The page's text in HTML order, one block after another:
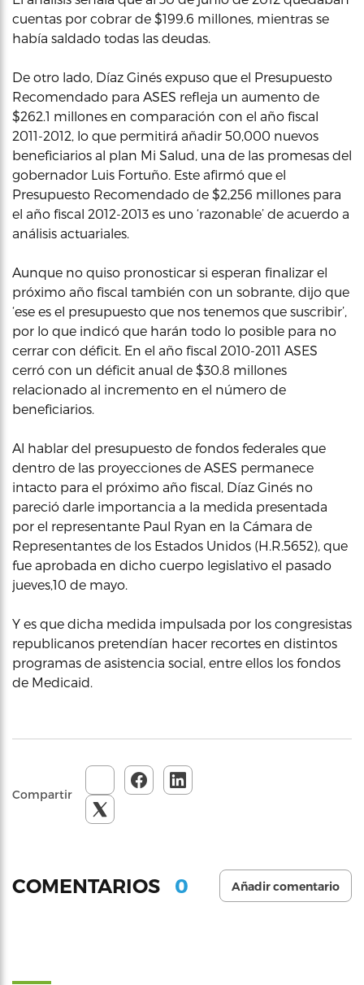
cuentas por cobrar de $199.6 millones, mientras se
había saldado todas las deudas.
De otro lado, Díaz Ginés expuso que el Presupuesto
Recomendado para ASES refleja un aumento de
$262.1 millones en comparación con el año fiscal
2011-2012, lo que permitirá añadir 50,000 nuevos
beneficiarios al plan Mi Salud, una de las promesas del
gobernador Luis Fortuño. Este afirmó que el
Presupuesto Recomendado de $2,256 millones para
el año fiscal 2012-2013 es uno ‘razonable’ de acuerdo a
análisis actuariales.
Aunque no quiso pronosticar si esperan finalizar el
próximo año fiscal también con un sobrante, dijo que
‘ese es el presupuesto que nos tenemos que suscribir’,
por lo que indicó que harán todo lo posible para no
cerrar con déficit. En el año fiscal 2010-2011 ASES
cerró con un déficit anual de $30.8 millones
relacionado al incremento en el número de
beneficiarios.
Al hablar del presupuesto de fondos federales que
dentro de las proyecciones de ASES permanece
intacto para el próximo año fiscal, Díaz Ginés no
pareció darle importancia a la medida presentada
por el representante Paul Ryan en la Cámara de
Representantes de los Estados Unidos (H.R.5652), que
fue aprobada en dicho cuerpo legislativo el pasado
jueves,10 de mayo.
Y es que dicha medida impulsada por los congresistas
republicanos pretendían hacer recortes en distintos
programas de asistencia social, entre ellos los fondos
de Medicaid.
Compartir
COMENTARIOS 0 Añadir comentario